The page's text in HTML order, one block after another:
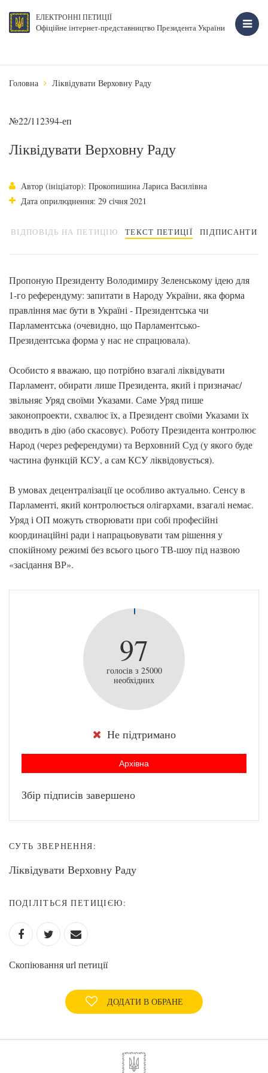
ЕЛЕКТРОННІ ПЕТИЦІЇ
Офіційне інтернет-представництво Президента України
Головна Ліквідувати Верховну Раду
№22/112394-еп
Ліквідувати Верховну Раду
Автор (ініціатор): Прокопишина Лариса Василівна
Дата оприлюднення: 29 січня 2021
ВІДПОВІДЬ НА ПЕТИЦІЮ ТЕКСТ ПЕТИЦІЇ ПІДПИСАНТИ
Пропоную Президенту Володимиру Зеленському ідею для
1-го референдуму: запитати в Народу України, яка форма
правління має бути в Україні - Президентська чи
Парламентська (очевидно, що Парламентсько-
Президентська форма у нас не спрацювала).
Особисто я вважаю, що потрібно взагалі ліквідувати
Парламент, обирати лише Президента, який і призначає/
звільняє Уряд своїми Указами. Саме Уряд пише
законопроекти, схвалює їх, а Президент своїми Указами їх
вводить в дію (або скасовує). Роботу Президента контролює
Народ (через референдуми) та Верховний Суд (у якого буде
частина функцій КСУ, а сам КСУ ліквідовується).
В умовах децентралізації це особливо актуально. Сенсу в
Парламенті, який контролюється олігархами, взагалі немає.
Уряд і ОП можуть створювати при собі професійні
координаційні ради і напрацьовувати там рішення у
спокійному режимі без всього цього ТВ-шоу під назвою
«засідання ВР».
97
голосів з 25000
необхідних
Не підтримано
Архівна
Збір підписів завершено
СУТЬ ЗВЕРНЕННЯ:
Ліквідувати Верховну Раду
ПОДІЛІТЬСЯ ПЕТИЦІЄЮ:
Скопіювання url петиції
ДОДАТИ В ОБРАНЕ